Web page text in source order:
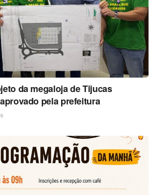
da megaloja de Tijucas
pela prefeitura